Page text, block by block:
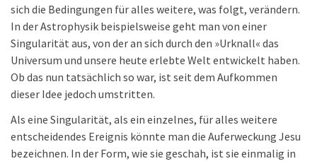
sich die Bedingungen für alles weitere, was folgt, verändern.
In der Astrophysik beispielsweise geht man von einer
Singularität aus, von der an sich durch den »Urknall« das
Universum und unsere heute erlebte Welt entwickelt haben.
Ob das nun tatsächlich so war, ist seit dem Aufkommen
dieser Idee jedoch umstritten.
Als eine Singularität, als ein einzelnes, für alles weitere
entscheidendes Ereignis könnte man die Auferweckung Jesu
bezeichnen. In der Form, wie sie geschah, ist sie einmalig in